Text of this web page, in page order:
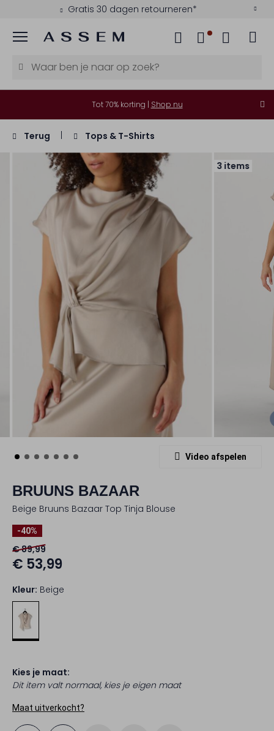
Gratis 30 dagen retourneren*
Menu
Tot 70% korting | Shop nu
Terug Tops & T-Shirts
3 items
Video afspelen
BRUUNS BAZAAR
Beige Bruuns Bazaar Top Tinja Blouse
-40%
€ 89,99
€ 53,99
Kleur: Beige
Kies je maat:
Dit item valt normaal, kies je eigen maat
Maat uitverkocht?